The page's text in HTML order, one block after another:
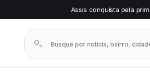
Assis conquista pela primeira vez o Selo Prata
Buscar notícias